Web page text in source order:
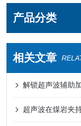
产品分类
相关文章
解锁超声波辅助
超声波在煤岩夹